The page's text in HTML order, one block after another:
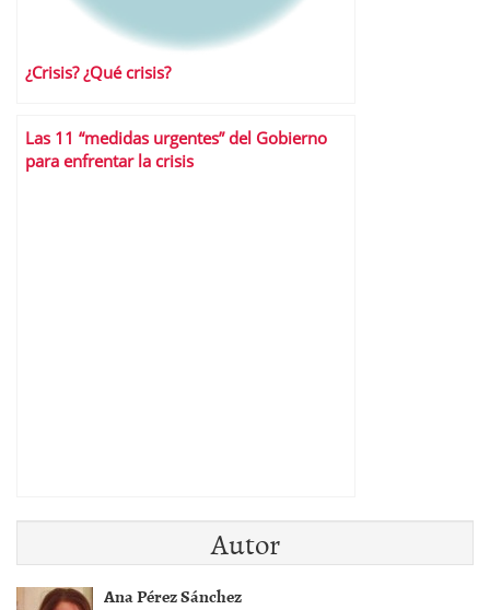
¿Crisis? ¿Qué crisis?
Las 11 “medidas urgentes” del Gobierno
para enfrentar la crisis
Autor
Ana Pérez Sánchez